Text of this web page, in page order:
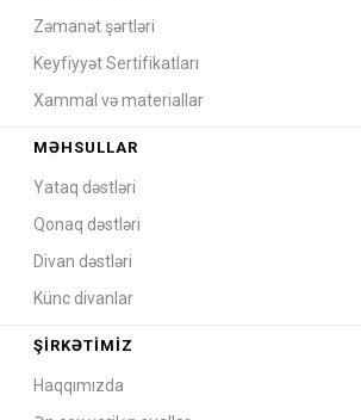
Zəmanət şərtləri
Keyfiyyət Sertifikatları
Xammal və materiallar
MƏHSULLAR
Yataq dəstləri
Qonaq dəstləri
Divan dəstləri
Künc divanlar
ŞIRKƏTIMIZ
Haqqımızda